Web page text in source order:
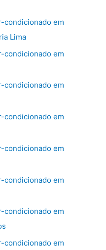
condicionado em
Lima
condicionado em
condicionado em
condicionado em
condicionado em
condicionado em
condicionado em
condicionado em